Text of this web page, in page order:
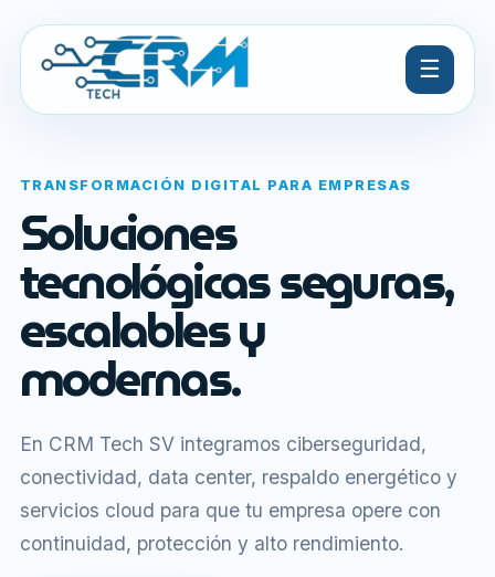
☰
TRANSFORMACIÓN DIGITAL PARA EMPRESAS
Soluciones
tecnológicas seguras,
escalables y
modernas.
En CRM Tech SV integramos ciberseguridad,
conectividad, data center, respaldo energético y
servicios cloud para que tu empresa opere con
continuidad, protección y alto rendimiento.